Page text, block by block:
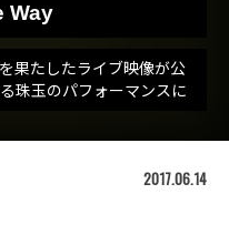
Way
果たしたライブ映像が公
珠玉のパフォーマンスに
2017.06.14